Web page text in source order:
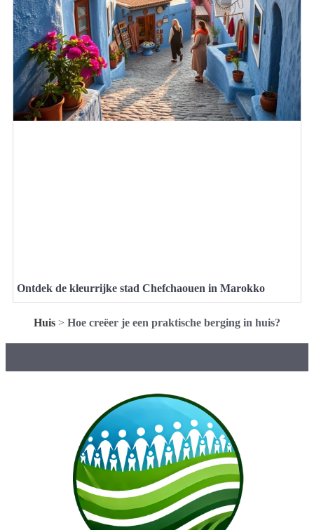
Ontdek de kleurrijke stad Chefchaouen in Marokko
Huis > Hoe creëer je een praktische berging in huis?